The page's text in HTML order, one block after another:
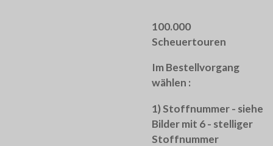
100.000
Scheuertouren
Im Bestellvorgang
wählen :
1) Stoffnummer - siehe
Bilder mit 6 - stelliger
Stoffnummer